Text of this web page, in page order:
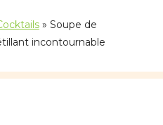
» Soupe de
incontournable